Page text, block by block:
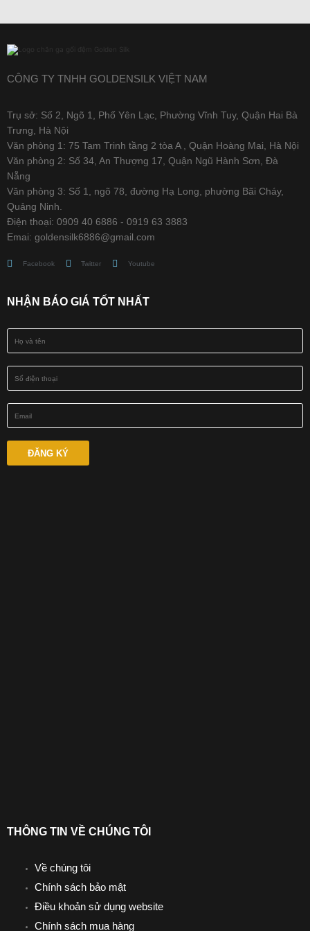
CÔNG TY TNHH GOLDENSILK VIỆT NAM
Trụ sở: Số 2, Ngõ 1, Phố Yên Lạc, Phường Vĩnh Tuy, Quận Hai Bà
Trưng, Hà Nội
Văn phòng 1: 75 Tam Trinh tầng 2 tòa A , Quận Hoàng Mai, Hà Nội
Văn phòng 2: Số 34, An Thượng 17, Quận Ngũ Hành Sơn, Đà
Nẵng
Văn phòng 3: Số 1, ngõ 78, đường Hạ Long, phường Bãi Cháy,
Quảng Ninh.
Điện thoại: 0909 40 6886 - 0919 63 3883
Emai: goldensilk6886@gmail.com
Facebook Twitter Youtube
NHẬN BÁO GIÁ TỐT NHẤT
THÔNG TIN VỀ CHÚNG TÔI
Về chúng tôi
Chính sách bảo mật
Điều khoản sử dụng website
Chính sách mua hàng